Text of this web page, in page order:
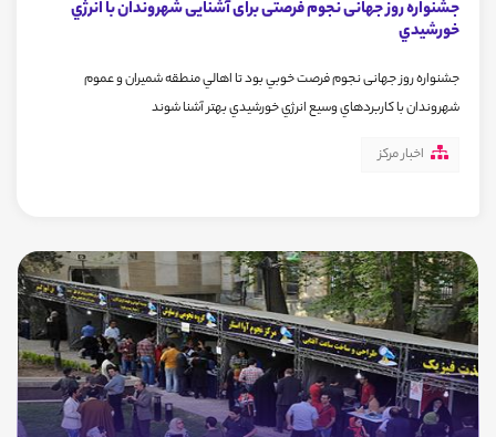
جشنواره روز جهانی نجوم فرصتی برای آشنایی شهروندان با انرژي
خورشيدي
جشنواره روز جهانی نجوم فرصت خوبي بود تا اهالي منطقه شمیران و عموم
شهروندان با كاربردهاي وسيع انرژي خورشيدي بهتر آشنا شوند
اخبار مرکز